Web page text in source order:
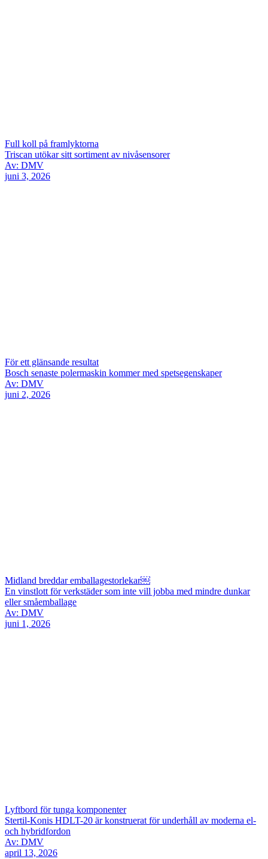
Full koll på framlyktorna
Triscan utökar sitt sortiment av nivåsensorer
Av: DMV
juni 3, 2026
För ett glänsande resultat
Bosch senaste polermaskin kommer med spetsegenskaper
Av: DMV
juni 2, 2026
Midland breddar emballagestorlekar￼
En vinstlott för verkstäder som inte vill jobba med mindre dunkar
eller småemballage
Av: DMV
juni 1, 2026
Lyftbord för tunga komponenter
Stertil-Konis HDLT-20 är konstruerat för underhåll av moderna el-
och hybridfordon
Av: DMV
april 13, 2026